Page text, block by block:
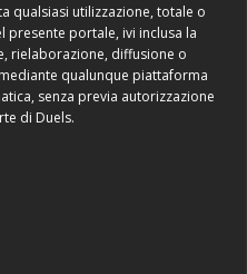
qualsiasi utilizzazione, totale o
presente portale, ivi inclusa la
rielaborazione, diffusione o
qualunque piattaforma
senza previa autorizzazione
di Duels.